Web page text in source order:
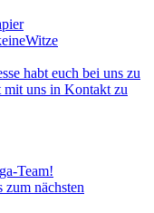
habt euch bei uns zu
mit uns in Kontakt zu
Team!
nächsten